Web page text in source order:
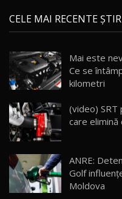
chinez
/17:27
15 14:37
16
13:10
17 20:06
Va fi
CELE MAI RECENTE
Mai este
Ce se
kilometri
(video)
care elimină
ANRE:
Golf
Moldova